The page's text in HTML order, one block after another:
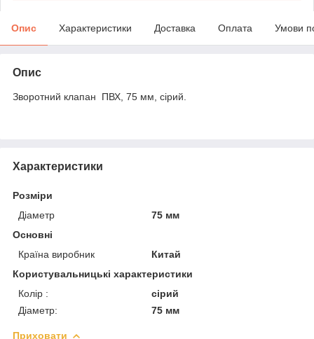
Опис Характеристики Доставка Оплата Умови
Опис
Зворотний клапан ПВХ, 75 мм, сірий.
Характеристики
Розміри
Діаметр
75 мм
Основні
Країна виробник
Китай
Користувальницькі характеристики
Колір :
сірий
Діаметр:
75 мм
Приховати